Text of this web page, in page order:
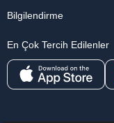
Bilgilendirme
En Çok Tercih Edilenler